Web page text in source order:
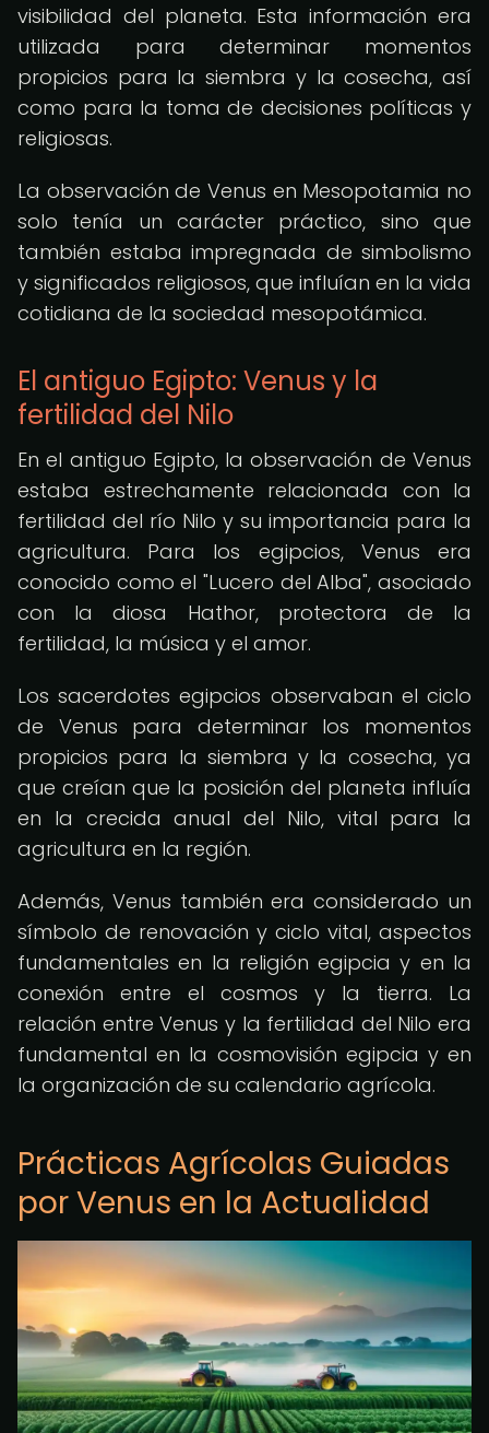
visibilidad del planeta. Esta información era
utilizada para determinar momentos
propicios para la siembra y la cosecha, así
como para la toma de decisiones políticas y
religiosas.
La observación de Venus en Mesopotamia no
solo tenía un carácter práctico, sino que
también estaba impregnada de simbolismo
y significados religiosos, que influían en la vida
cotidiana de la sociedad mesopotámica.
El antiguo Egipto: Venus y la
fertilidad del Nilo
En el antiguo Egipto, la observación de Venus
estaba estrechamente relacionada con la
fertilidad del río Nilo y su importancia para la
agricultura. Para los egipcios, Venus era
conocido como el "Lucero del Alba", asociado
con la diosa Hathor, protectora de la
fertilidad, la música y el amor.
Los sacerdotes egipcios observaban el ciclo
de Venus para determinar los momentos
propicios para la siembra y la cosecha, ya
que creían que la posición del planeta influía
en la crecida anual del Nilo, vital para la
agricultura en la región.
Además, Venus también era considerado un
símbolo de renovación y ciclo vital, aspectos
fundamentales en la religión egipcia y en la
conexión entre el cosmos y la tierra. La
relación entre Venus y la fertilidad del Nilo era
fundamental en la cosmovisión egipcia y en
la organización de su calendario agrícola.
Prácticas Agrícolas Guiadas
por Venus en la Actualidad